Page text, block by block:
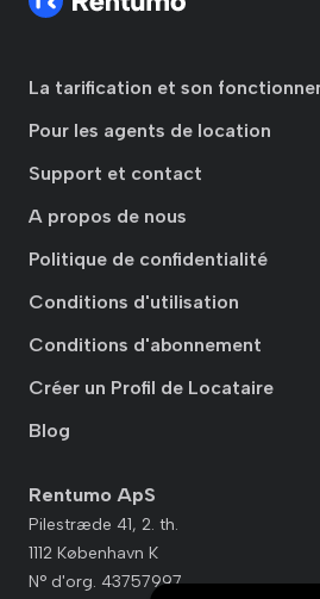
La tarification et son
Pour les agents de location
Support et contact
A propos de nous
Politique de confidentialité
Conditions d'utilisation
Conditions d'abonnement
Créer un Profil de Locataire
Blog
Rentumo ApS
Pilestræde 41, 2. th.
1112 København K
N° d'org. 43757997